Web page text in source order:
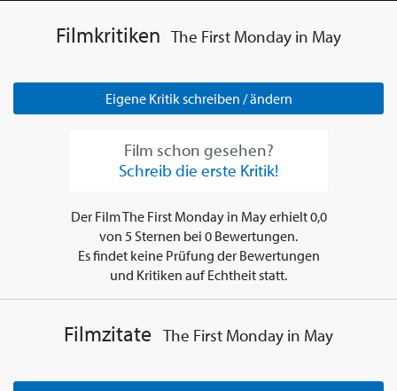
Filmkritiken The First Monday in May
Eigene Kritik schreiben / ändern
Film schon gesehen?
Schreib die erste Kritik!
Der FilmThe First Monday in Mayerhielt0,0
von 5 Sternen bei 0 Bewertungen.
Es findet keine Prüfung der Bewertungen
und Kritiken auf Echtheit statt.
Filmzitate The First Monday in May